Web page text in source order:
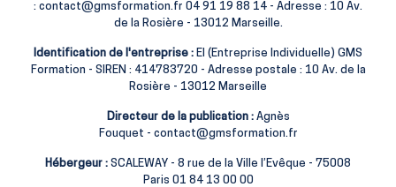
: contact@gmsformation.fr 04 91 19 88 14 - Adresse : 10 Av.
de la Rosière - 13012 Marseille.
Identification de l'entreprise : EI (Entreprise Individuelle) GMS
Formation - SIREN : 414783720 - Adresse postale : 10 Av. de la
Rosière - 13012 Marseille
Directeur de la publication : Agnès
Fouquet - contact@gmsformation.fr
Hébergeur : SCALEWAY - 8 rue de la Ville l’Evêque - 75008
Paris 01 84 13 00 00